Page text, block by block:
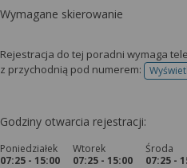
Wymagane skierowanie
Rejestracja do tej poradni wymaga
z przychodnią pod numerem:
Godziny otwarcia rejestracji:
Poniedziałek
07:25 - 15:00
Wtorek
07:25 - 15:00
Środa
07:25 -